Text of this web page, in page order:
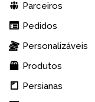
Parceiros
Pedidos
Personalizáveis
Produtos
Persianas